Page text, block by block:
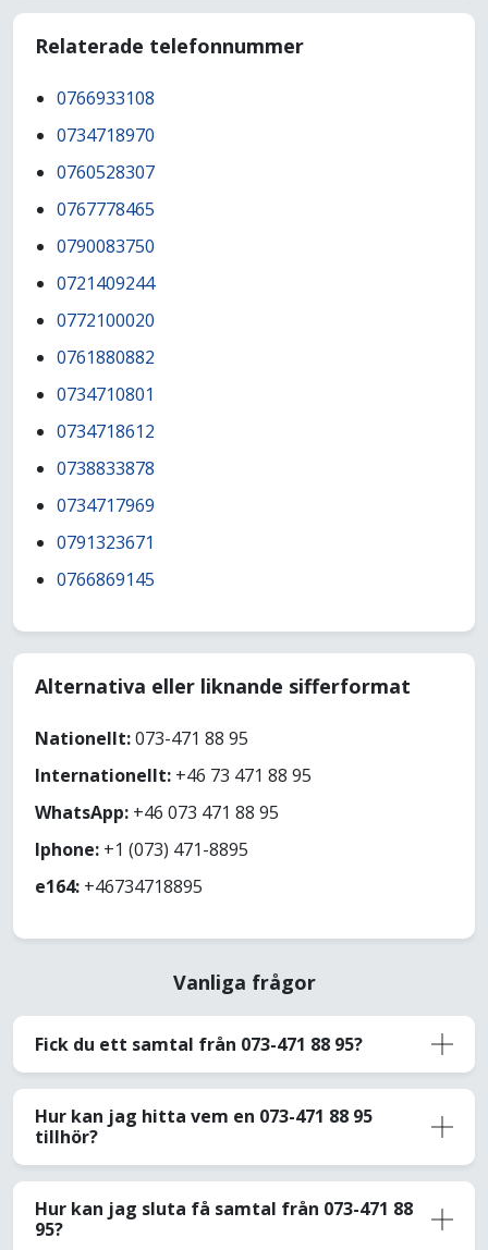
Relaterade telefonnummer
0766933108
0734718970
0760528307
0767778465
0790083750
0721409244
0772100020
0761880882
0734710801
0734718612
0738833878
0734717969
0791323671
0766869145
Alternativa eller liknande sifferformat
Nationellt:073-471 88 95
Internationellt: +46 73 471 88 95
WhatsApp: +46 073 471 88 95
Iphone: +1 (073) 471-8895
e164: +46734718895
Vanliga frågor
Fick du ett samtal från 073-471 88 95?
Hur kan jag hitta vem en 073-471 88 95
tillhör?
Hur kan jag sluta få samtal från 073-471 88
95?